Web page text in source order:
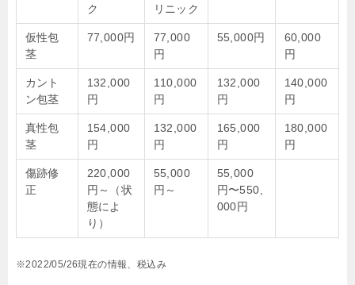
ク
リニック
仮性包
茎
77,000円
77,000
円
55,000円
60,000
円
カント
ン包茎
132,000
円
110,000
円
132,000
円
140,000
円
真性包
茎
154,000
円
132,000
円
165,000
円
180,000
円
傷跡修
正
220,000
円～（状
態によ
り）
55,000
円～
55,000
円〜550,
000円
※2022/05/26現在の情報、税込み